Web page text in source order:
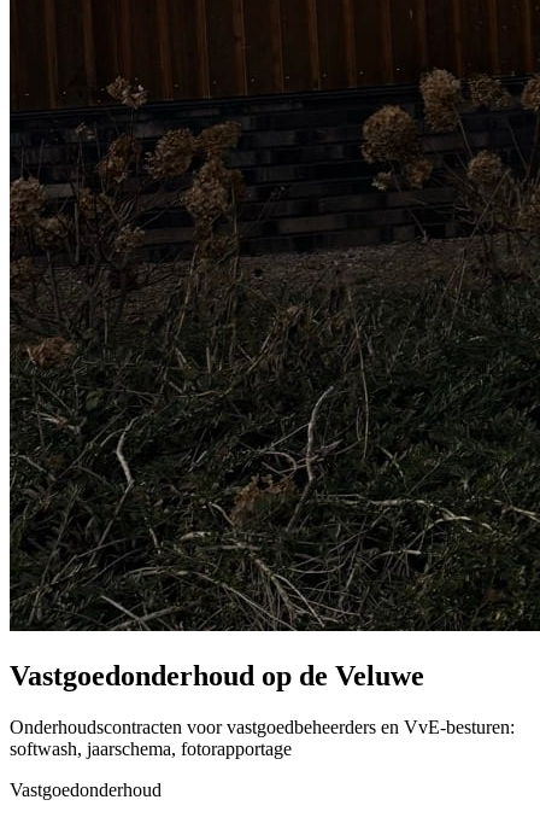
Vastgoedonderhoud op de Veluwe
Onderhoudscontracten voor vastgoedbeheerders en VvE-besturen:
softwash, jaarschema, fotorapportage
Vastgoedonderhoud